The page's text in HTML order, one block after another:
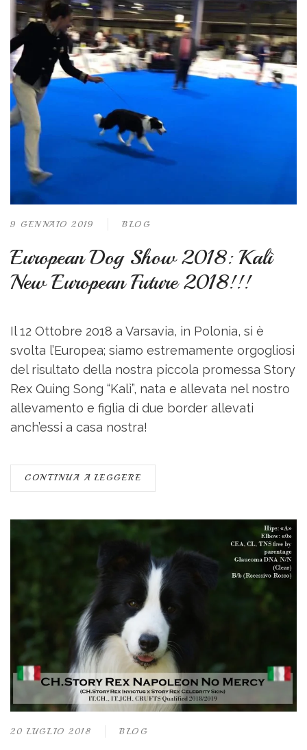
9 GENNAIO 2019 BLOG
European Dog Show 2018: Kalì
New European Future 2018!!!
Il 12 Ottobre 2018 a Varsavia, in Polonia, si è
svolta l’Europea; siamo estremamente orgogliosi
del risultato della nostra piccola promessa Story
Rex Quing Song “Kalì”, nata e allevata nel nostro
allevamento e figlia di due border allevati
anch’essi a casa nostra!
CONTINUA A LEGGERE
20 LUGLIO 2018 BLOG